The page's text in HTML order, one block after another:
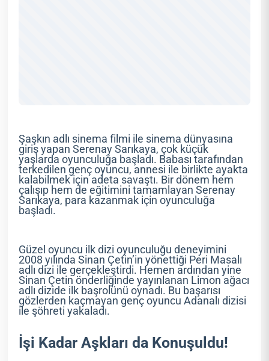
Şaşkın adlı sinema filmi ile sinema dünyasına
giriş yapan Serenay Sarıkaya, çok küçük
yaşlarda oyunculuğa başladı. Babası tarafından
terkedilen genç oyuncu, annesi ile birlikte ayakta
kalabilmek için adeta savaştı. Bir dönem hem
çalışıp hem de eğitimini tamamlayan Serenay
Sarıkaya, para kazanmak için oyunculuğa
başladı.
Güzel oyuncu ilk dizi oyunculuğu deneyimini
2008 yılında Sinan Çetin’in yönettiği Peri Masalı
adlı dizi ile gerçekleştirdi. Hemen ardından yine
Sinan Çetin önderliğinde yayınlanan Limon ağacı
adlı dizide ilk başrolünü oynadı. Bu başarısı
gözlerden kaçmayan genç oyuncu Adanalı dizisi
ile şöhreti yakaladı.
İşi Kadar Aşkları da Konuşuldu!